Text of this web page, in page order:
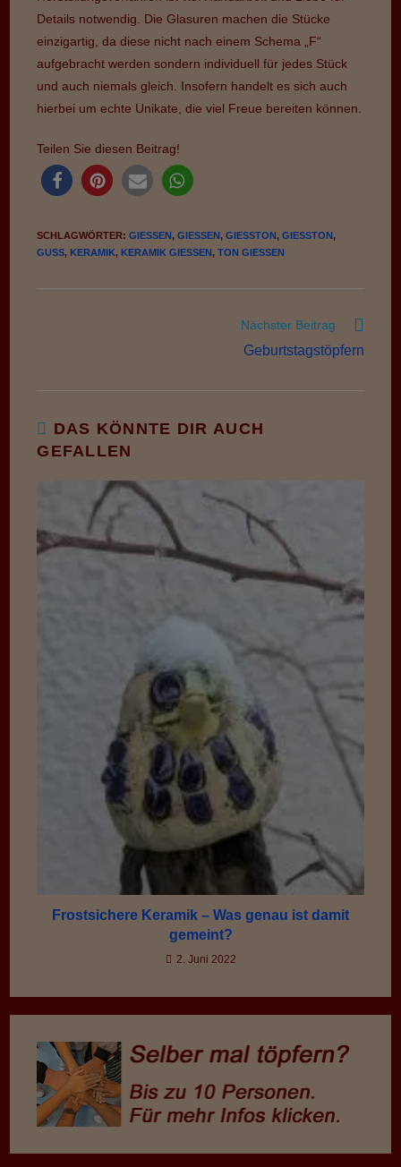
Details notwendig. Die Glasuren machen die Stücke
einzigartig, da diese nicht nach einem Schema „F“
aufgebracht werden sondern individuell für jedes Stück
und auch niemals gleich. Insofern handelt es sich auch
hierbei um echte Unikate, die viel Freue bereiten können.
Teilen Sie diesen Beitrag!
SCHLAGWÖRTER:GIESSEN , GIESSEN, GIESSTON, GIESSTON
,
GUSS, KERAMIK, KERAMIK GIESSEN , TON GIESSEN
Nächster Beitrag
Geburtstagstöpfern
DAS KÖNNTE DIR AUCH
GEFALLEN
Frostsichere Keramik – Was genau ist damit
gemeint?
2. Juni 2022